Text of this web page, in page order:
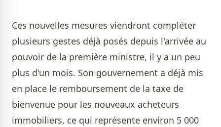
Ces nouvelles mesures viendront compléter
plusieurs gestes déjà posés depuis l'arrivée au
pouvoir de la première ministre, il y a un peu
plus d'un mois. Son gouvernement a déjà mis
en place le remboursement de la taxe de
bienvenue pour les nouveaux acheteurs
immobiliers, ce qui représente environ 5 000